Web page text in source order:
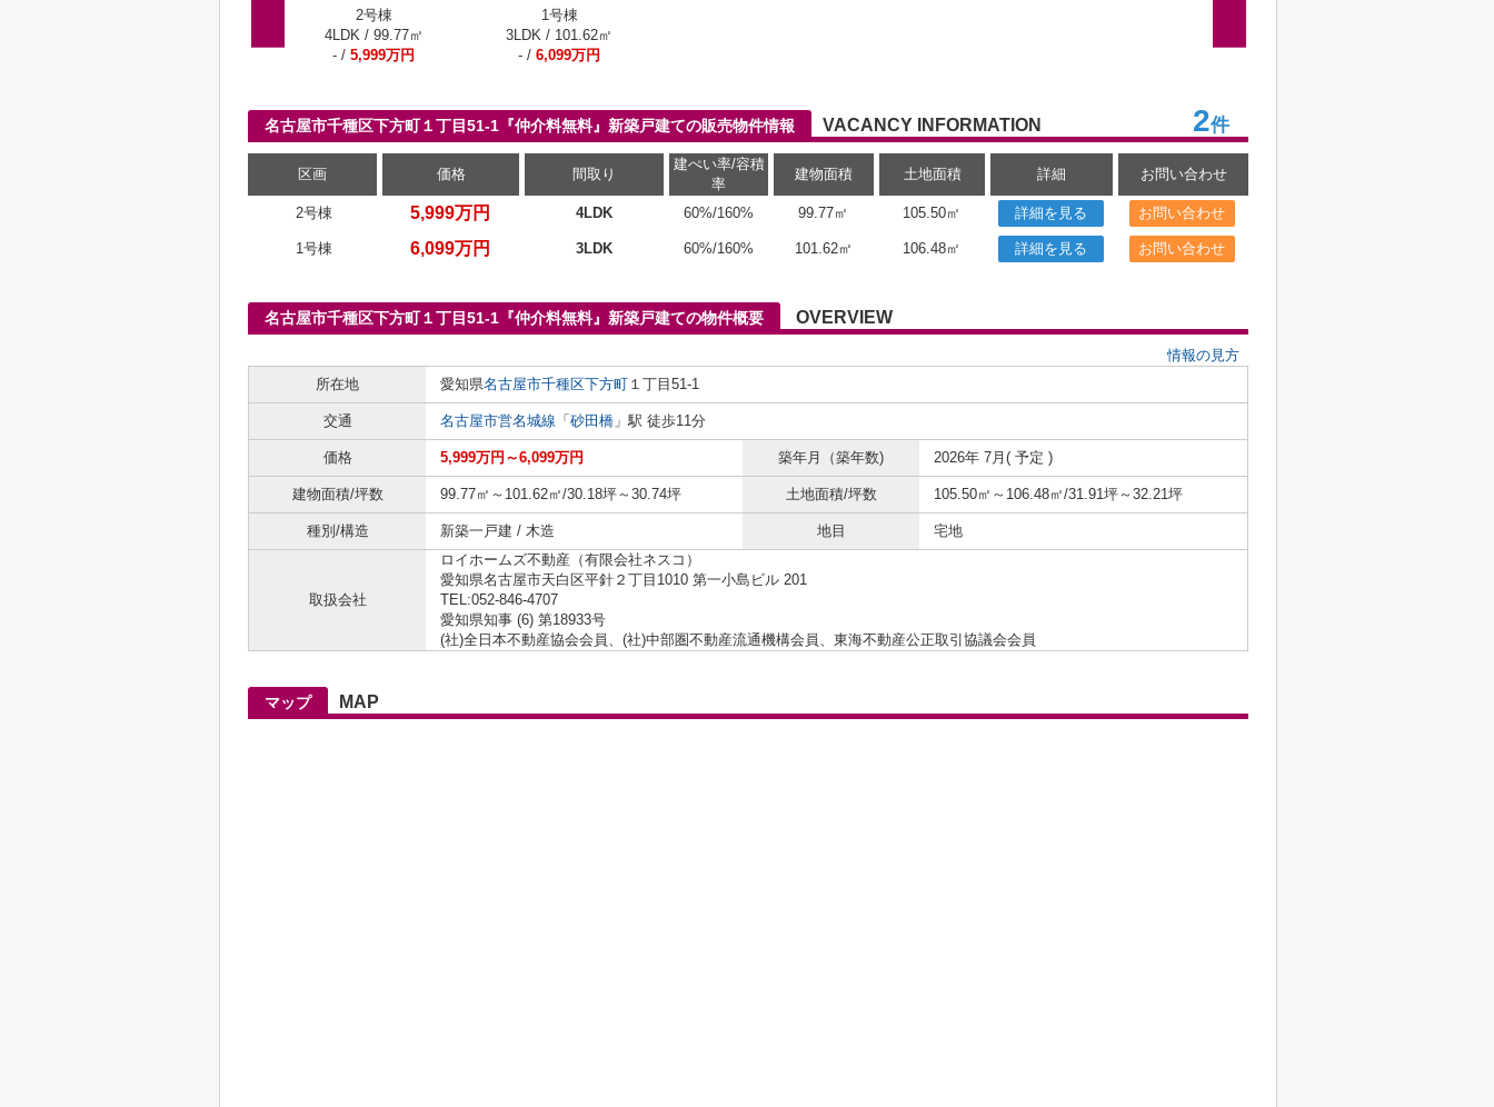
2号棟
4LDK / 99.77㎡
- / 5,999万円
1号棟
3LDK / 101.62㎡
- / 6,099万円
名古屋市千種区下方町１丁目51-1『仲介料無料』新築戸建ての販売物件情報 VACANCY INFORMATION 2件
区画 価格 間取り
建ぺい率/容積
率
建物面積 土地面積 詳細 お問い合わせ
2号棟 5,999万円 4LDK 60%/160% 99.77㎡ 105.50㎡ 詳細を見る お問い合わせ
1号棟 6,099万円 3LDK 60%/160% 101.62㎡ 106.48㎡ 詳細を見る お問い合わせ
名古屋市千種区下方町１丁目51-1『仲介料無料』新築戸建ての物件概要 OVERVIEW
情報の見方
所在地
愛知県名古屋市千種区下方町 １丁目51-1
交通 名古屋市営名城線 「 砂田橋 」駅 徒歩11分
価格 5,999万円～6,099万円 築年月（築年数) 2026年 7月( 予定 )
建物面積/坪数 99.77㎡～101.62㎡/30.18坪～30.74坪 土地面積/坪数 105.50㎡～106.48㎡/31.91坪～32.21坪
種別/構造 新築一戸建 / 木造 地目 宅地
取扱会社
ロイホームズ不動産（有限会社ネスコ）
愛知県名古屋市天白区平針２丁目1010 第一小島ビル 201
TEL:052-846-4707
愛知県知事 (6) 第18933号
(社)全日本不動産協会会員、(社)中部圏不動産流通機構会員、東海不動産公正取引協議会会員
マップ MAP